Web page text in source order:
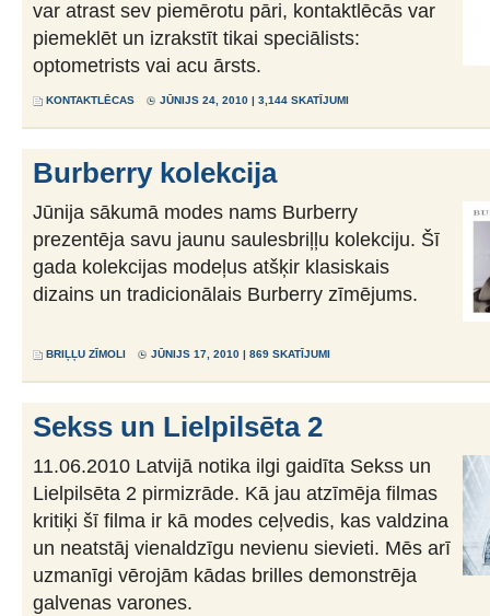
var atrast sev piemērotu pāri, kontaktlēcās var
piemeklēt un izrakstīt tikai speciālists:
optometrists vai acu ārsts.
KONTAKTLĒCAS JŪNIJS 24, 2010 | 3,144 SKATĪJUMI
Burberry kolekcija
Jūnija sākumā modes nams Burberry
prezentēja savu jaunu saulesbriļļu kolekciju. Šī
gada kolekcijas modeļus atšķir klasiskais
dizains un tradicionālais Burberry zīmējums.
BRIĻĻU ZĪMOLI JŪNIJS 17, 2010 | 869 SKATĪJUMI
Sekss un Lielpilsēta 2
11.06.2010 Latvijā notika ilgi gaidīta Sekss un
Lielpilsēta 2 pirmizrāde. Kā jau atzīmēja filmas
kritiķi šī filma ir kā modes ceļvedis, kas valdzina
un neatstāj vienaldzīgu nevienu sievieti. Mēs arī
uzmanīgi vērojām kādas brilles demonstrēja
galvenas varones.